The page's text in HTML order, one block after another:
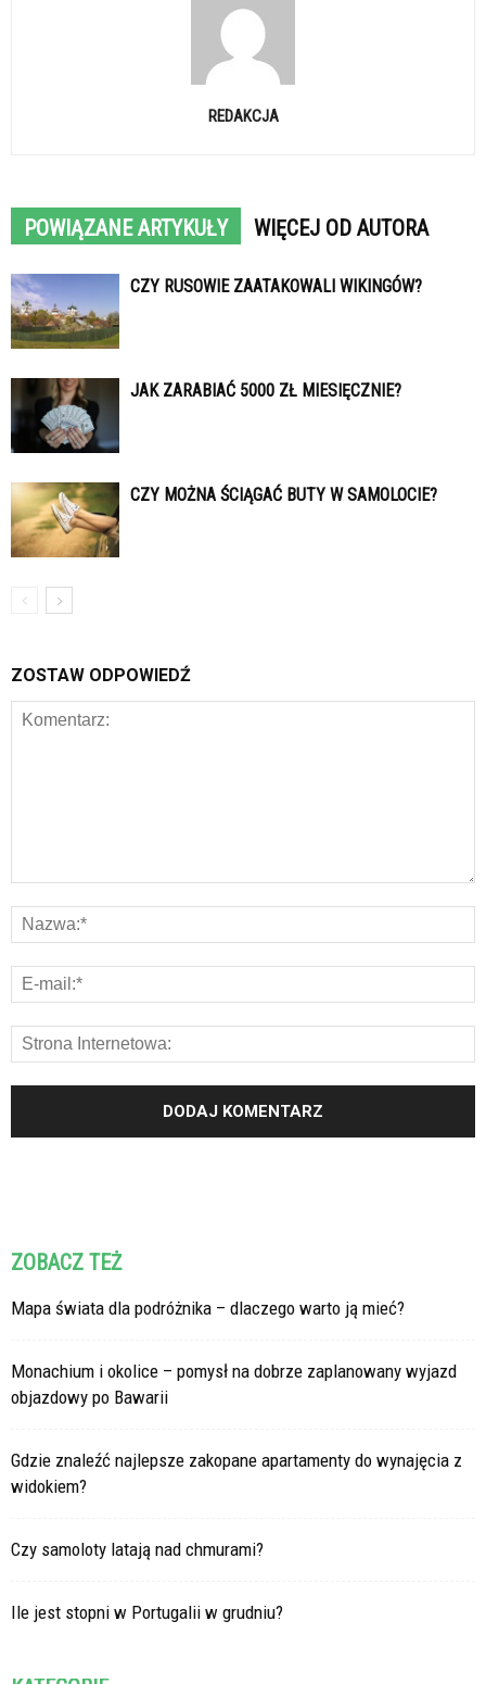
REDAKCJA
POWIĄZANE ARTYKUŁY WIĘCEJ OD AUTORA
CZY RUSOWIE ZAATAKOWALI WIKINGÓW?
JAK ZARABIAĆ 5000 ZŁ MIESIĘCZNIE?
CZY MOŻNA ŚCIĄGAĆ BUTY W SAMOLOCIE?
ZOSTAW ODPOWIEDŹ
ZOBACZ TEŻ
Mapa świata dla podróżnika – dlaczego warto ją mieć?
Monachium i okolice – pomysł na dobrze zaplanowany wyjazd
objazdowy po Bawarii
Gdzie znaleźć najlepsze zakopane apartamenty do wynajęcia z
widokiem?
Czy samoloty latają nad chmurami?
Ile jest stopni w Portugalii w grudniu?